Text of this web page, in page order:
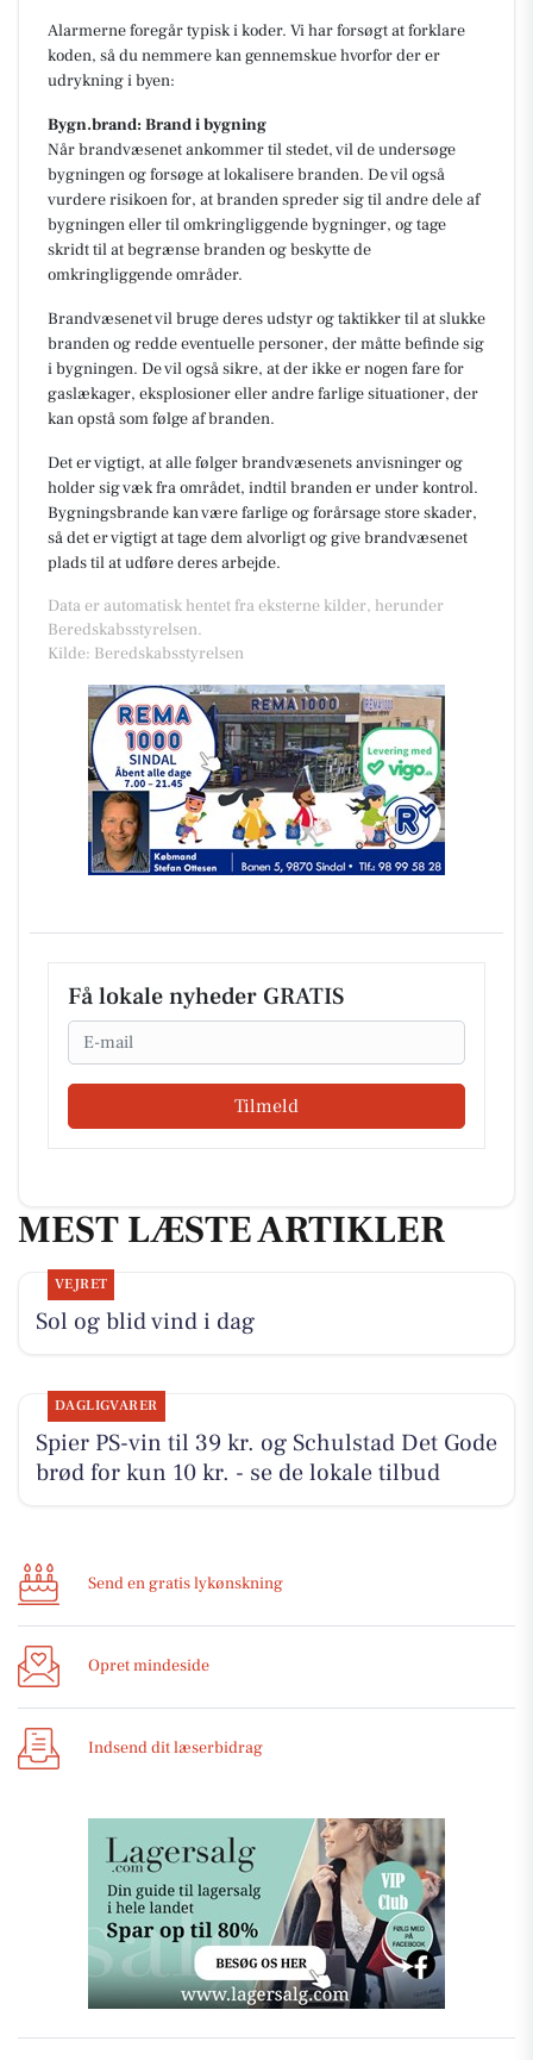
Alarmerne foregår typisk i koder. Vi har forsøgt at forklare
koden, så du nemmere kan gennemskue hvorfor der er
udrykning i byen:
Bygn.brand: Brand i bygning
Når brandvæsenet ankommer til stedet, vil de undersøge
bygningen og forsøge at lokalisere branden. De vil også
vurdere risikoen for, at branden spreder sig til andre dele af
bygningen eller til omkringliggende bygninger, og tage
skridt til at begrænse branden og beskytte de
omkringliggende områder.
Brandvæsenet vil bruge deres udstyr og taktikker til at slukke
branden og redde eventuelle personer, der måtte befinde sig
i bygningen. De vil også sikre, at der ikke er nogen fare for
gaslækager, eksplosioner eller andre farlige situationer, der
kan opstå som følge af branden.
Det er vigtigt, at alle følger brandvæsenets anvisninger og
holder sig væk fra området, indtil branden er under kontrol.
Bygningsbrande kan være farlige og forårsage store skader,
så det er vigtigt at tage dem alvorligt og give brandvæsenet
plads til at udføre deres arbejde.
Data er automatisk hentet fra eksterne kilder, herunder
Beredskabsstyrelsen.
Kilde: Beredskabsstyrelsen
Få lokale nyheder GRATIS
Email
Tilmeld
MEST LÆSTE ARTIKLER
VEJRET
Sol og blid vind i dag
DAGLIGVARER
Spier PS-vin til 39 kr. og Schulstad Det Gode
brød for kun 10 kr. - se de lokale tilbud
Send en gratis lykønskning
Opret mindeside
Indsend dit læserbidrag